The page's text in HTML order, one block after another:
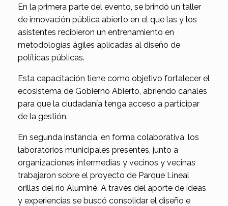
En la primera parte del evento, se brindó un taller
de innovación pública abierto en el que las y los
asistentes recibieron un entrenamiento en
metodologías ágiles aplicadas al diseño de
políticas públicas.
Esta capacitación tiene como objetivo fortalecer el
ecosistema de Gobierno Abierto, abriendo canales
para que la ciudadanía tenga acceso a participar
de la gestión.
En segunda instancia, en forma colaborativa, los
laboratorios municipales presentes, junto a
organizaciones intermedias y vecinos y vecinas
trabajaron sobre el proyecto de Parque Lineal
orillas del río Aluminé. A través del aporte de ideas
y experiencias se buscó consolidar el diseño e